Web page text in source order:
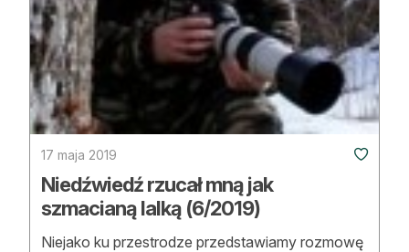
17 maja 2019
Niedźwiedź rzucał mną jak
szmacianą lalką (6/2019)
Niejako ku przestrodze przedstawiamy rozmowę